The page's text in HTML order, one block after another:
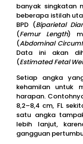
banyak singkatan
beberapa istilah
BPD (Biparietal
(Femur Length)
(Abdominal
Data ini akan
(Estimated Fetal
Setiap angka
kehamilan untuk
harapan.
8,2–8,4 cm, FL
satu angka
lebih lanjut,
gangguan